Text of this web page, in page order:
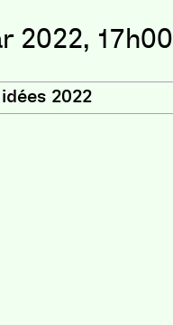
2022, 17h00
2022